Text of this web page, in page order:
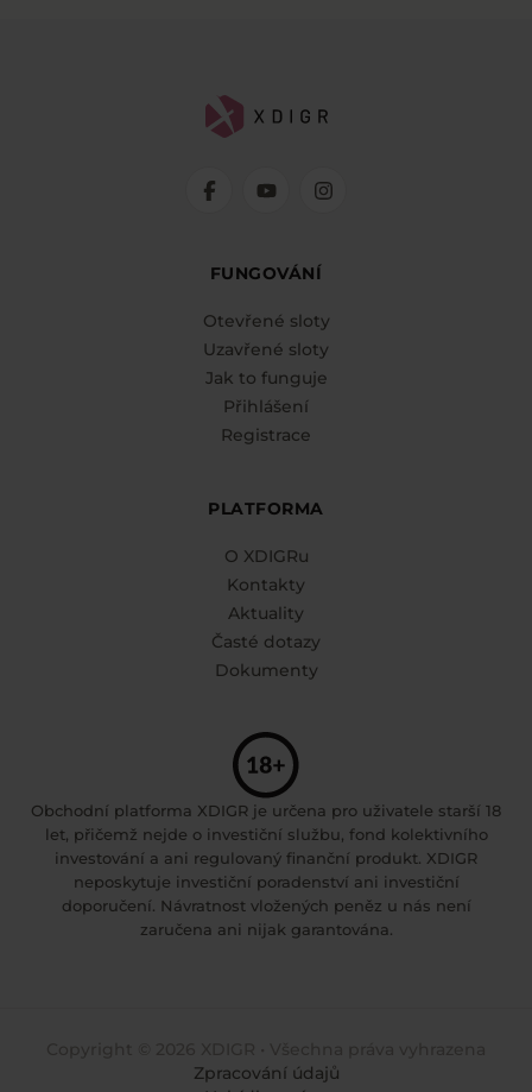
FUNGOVÁNÍ
Otevřené sloty
Uzavřené sloty
Jak to funguje
Přihlášení
Registrace
PLATFORMA
O XDIGRu
Kontakty
Aktuality
Časté dotazy
Dokumenty
Obchodní platforma XDIGR je určena pro uživatele starší 18
let, přičemž nejde o investiční službu, fond kolektivního
investování a ani regulovaný finanční produkt. XDIGR
neposkytuje investiční poradenství ani investiční
doporučení. Návratnost vložených peněz u nás není
zaručena ani nijak garantována.
Zpracování údajů